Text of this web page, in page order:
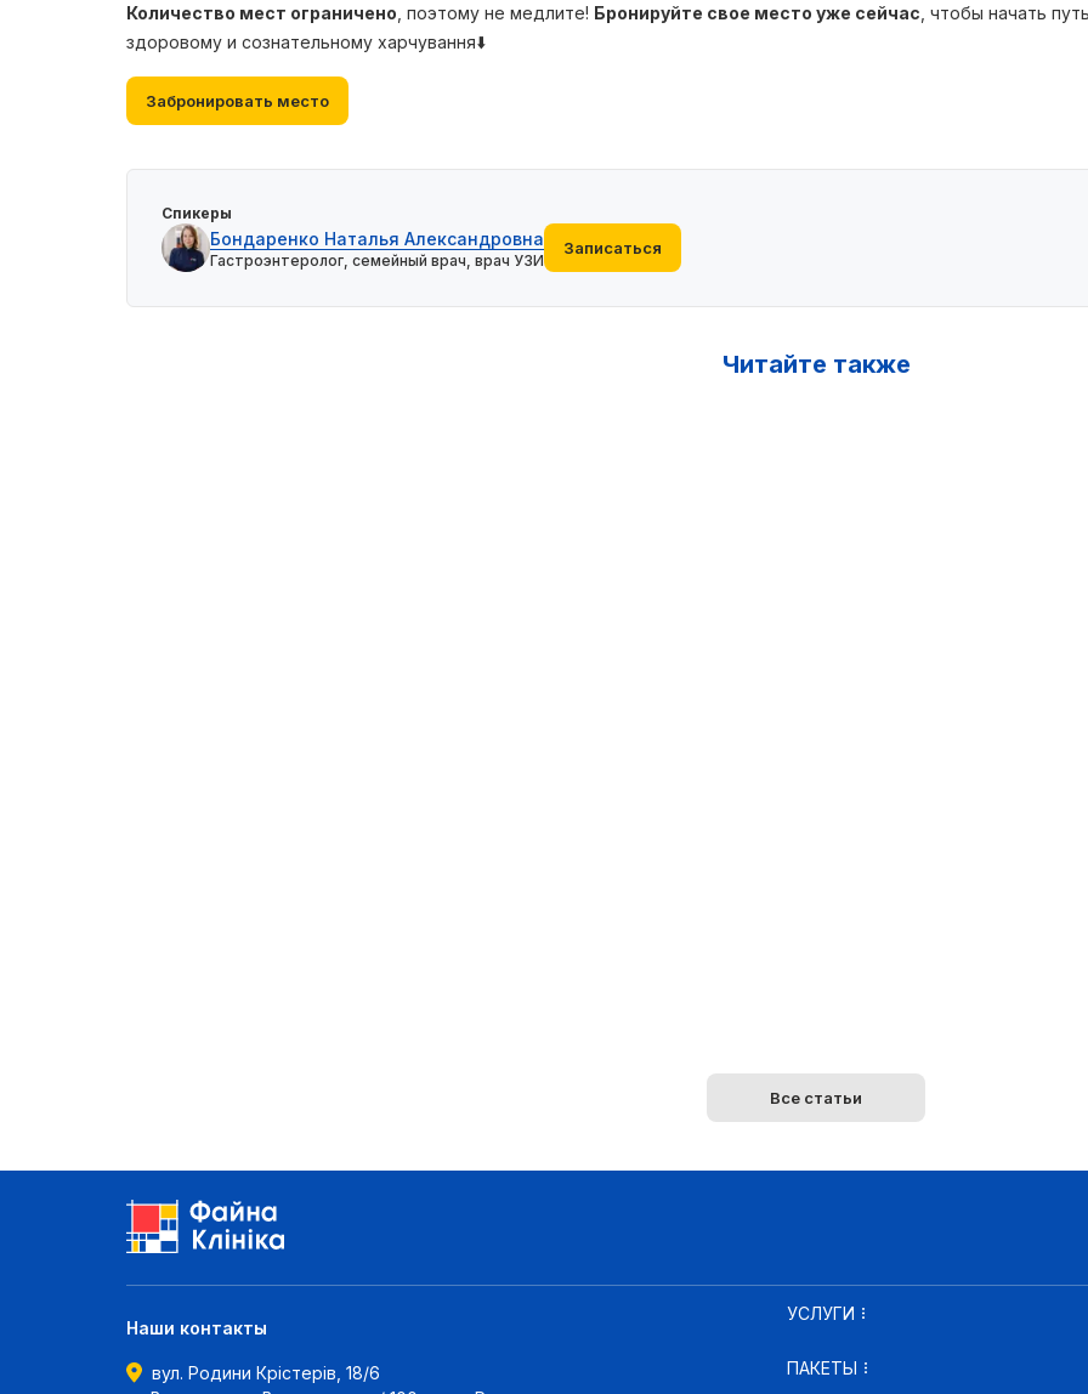
Количество мест ограничено , поэтому не медлите! Бронируйте свое место уже сейчас , чтобы начать
здоровому и сознательному харчування⬇️
Забронировать место
Спикеры
Бондаренко Наталья Александровна
Гастроэнтеролог, семейный врач, врач УЗИ
Записаться
Читайте также
Все статьи
Наши контакты
вул. Родини Крістерів, 18/6
УСЛУГИ
ПАКЕТЫ